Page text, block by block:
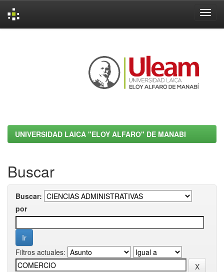
UNIVERSIDAD LAICA "ELOY ALFARO" DE MANABI
Buscar
Buscar:
por
Filtros actuales: